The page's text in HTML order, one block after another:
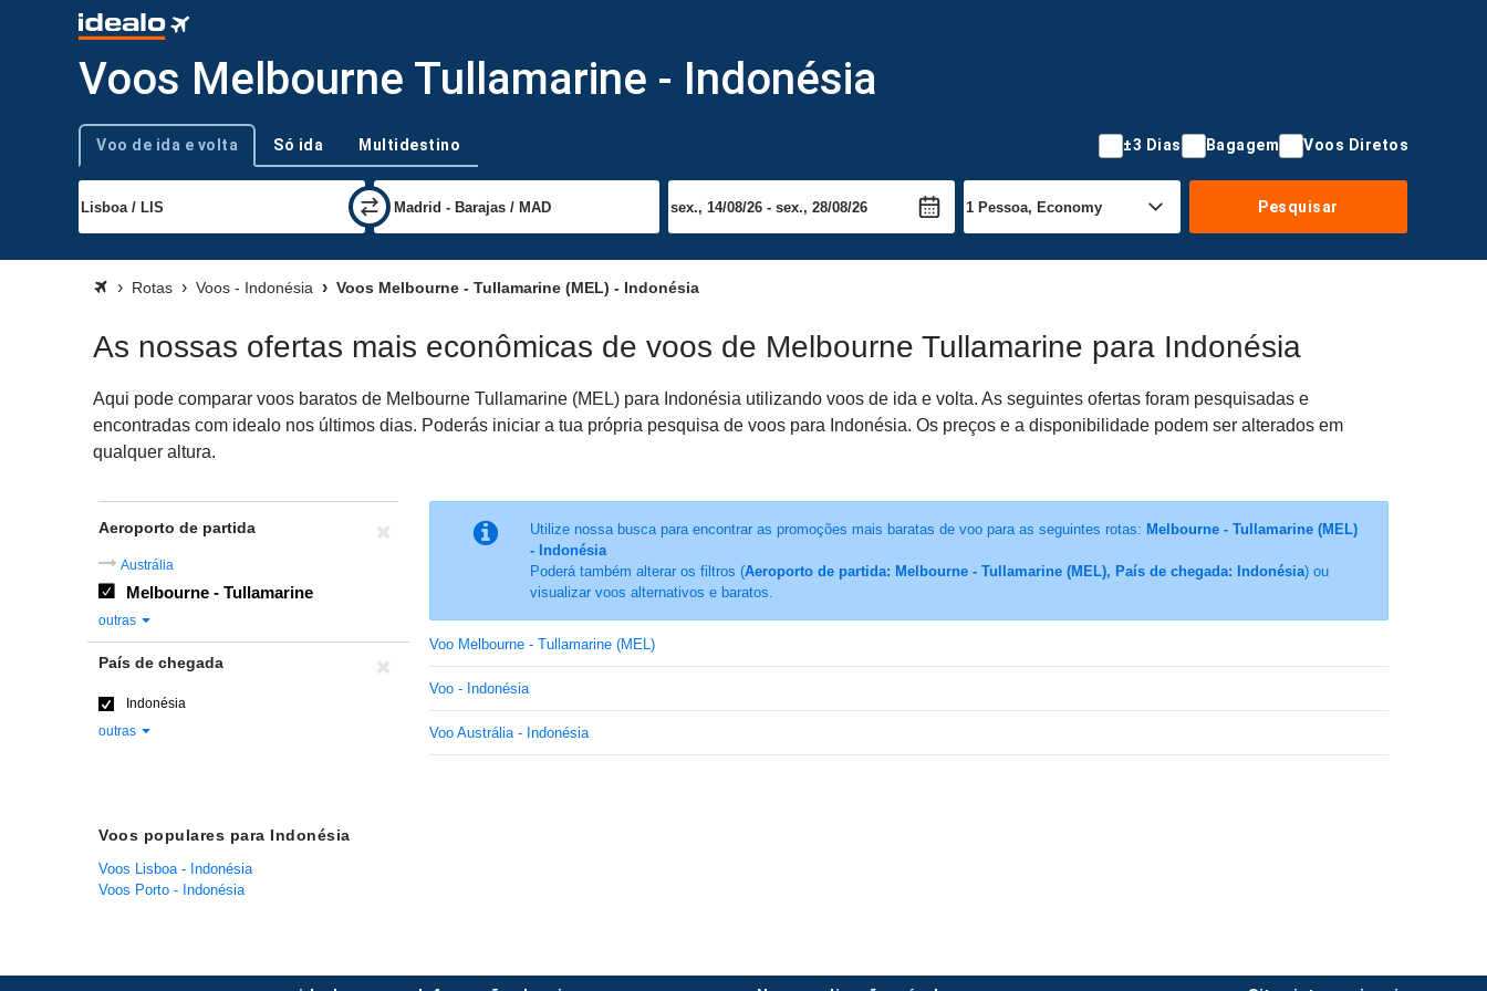
Voos Melbourne Tullamarine - Indonésia
Tipo de viagem
Voo de ida e volta Só ida Multidestino ±3 Dias Bagagem Voos Diretos
Pesquisar
Rotas Voos - Indonésia Voos Melbourne - Tullamarine (MEL) - Indonésia
As nossas ofertas mais econômicas de voos de Melbourne Tullamarine para Indonésia
Aqui pode comparar voos baratos de Melbourne Tullamarine (MEL) para Indonésia utilizando voos de ida e volta. As seguintes ofertas foram pesquisadas e
encontradas com idealo nos últimos dias. Poderás iniciar a tua própria pesquisa de voos para Indonésia. Os preços e a disponibilidade podem ser alterados em
qualquer altura.
Utilize nossa busca para encontrar as promoções mais baratas de voo para as seguintes rotas: Melbourne - Tullamarine (MEL)
- Indonésia
Poderá também alterar os filtros (Aeroporto de partida: Melbourne - Tullamarine (MEL), País de chegada: Indonésia) ou
visualizar voos alternativos e baratos.
Voo Melbourne - Tullamarine (MEL)
Voo - Indonésia
Voo Austrália - Indonésia
Aeroporto de partida
Austrália
Melbourne - Tullamarine
outras
País de chegada
Indonésia
outras
Voos populares para Indonésia
Voos Lisboa - Indonésia
Voos Porto - Indonésia